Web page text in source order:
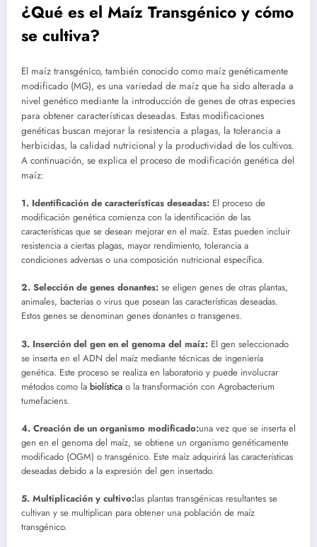
¿Qué es el Maíz Transgénico y cómo
se cultiva?
El maíz transgénico, también conocido como maíz genéticamente
modificado (MG), es una variedad de maíz que ha sido alterada a
nivel genético mediante la introducción de genes de otras especies
para obtener características deseadas. Estas modificaciones
genéticas buscan mejorar la resistencia a plagas, la tolerancia a
herbicidas, la calidad nutricional y la productividad de los cultivos.
A continuación, se explica el proceso de modificación genética del
maíz:
1. Identificación de características deseadas: El proceso de
modificación genética comienza con la identificación de las
características que se desean mejorar en el maíz. Estas pueden incluir
resistencia a ciertas plagas, mayor rendimiento, tolerancia a
condiciones adversas o una composición nutricional específica.
2. Selección de genes donantes: se eligen genes de otras plantas,
animales, bacterias o virus que posean las características deseadas.
Estos genes se denominan genes donantes o transgenes.
3. Inserción del gen en el genoma del maíz: El gen seleccionado
se inserta en el ADN del maíz mediante técnicas de ingeniería
genética. Este proceso se realiza en laboratorio y puede involucrar
métodos como la biolística o la transformación con Agrobacterium
tumefaciens.
4. Creación de un organismo modificado:una vez que se inserta el
gen en el genoma del maíz, se obtiene un organismo genéticamente
modificado (OGM) o transgénico. Este maíz adquirirá las características
deseadas debido a la expresión del gen insertado.
5. Multiplicación y cultivo:las plantas transgénicas resultantes se
cultivan y se multiplican para obtener una población de maíz
transgénico.